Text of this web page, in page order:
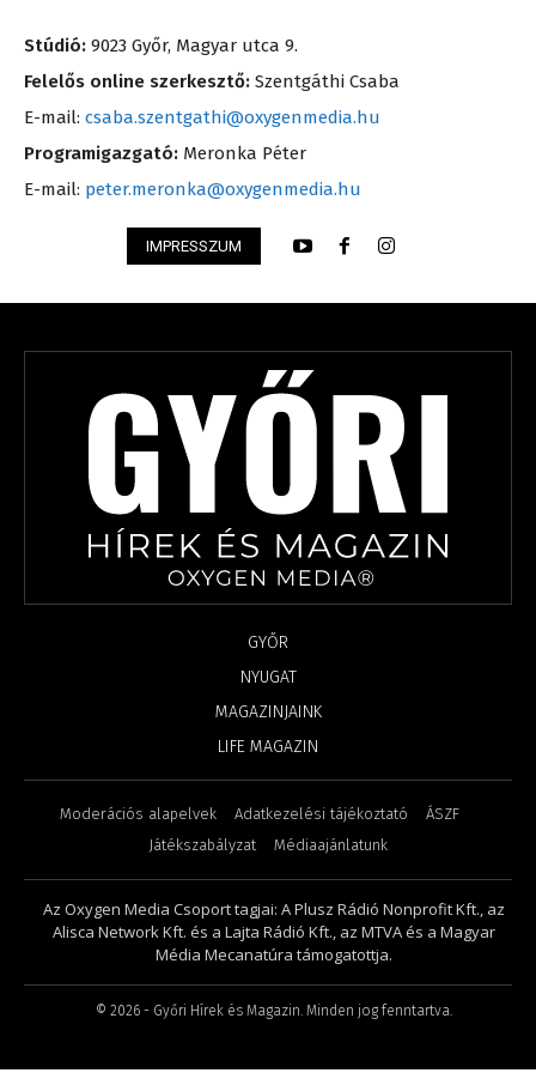
Stúdió: 9023 Győr, Magyar utca 9.
Felelős online szerkesztő: Szentgáthi Csaba
E-mail: csaba.szentgathi@oxygenmedia.hu
Programigazgató: Meronka Péter
E-mail: peter.meronka@oxygenmedia.hu
IMPRESSZUM
GYŐR
NYUGAT
MAGAZINJAINK
LIFE MAGAZIN
Moderációs alapelvek Adatkezelési tájékoztató
ÁSZF
Játékszabályzat
Médiaajánlatunk
Az Oxygen Media Csoport tagjai: A Plusz Rádió Nonprofit Kft., az
Alisca Network Kft. és a Lajta Rádió Kft., az MTVA és a Magyar
Média Mecanatúra támogatottja.
© 2026 - Győri Hírek és Magazin. Minden jog fenntartva.